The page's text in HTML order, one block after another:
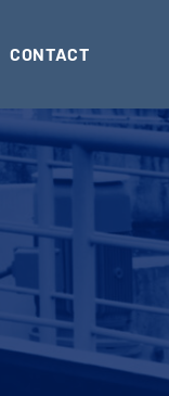
CONTACT